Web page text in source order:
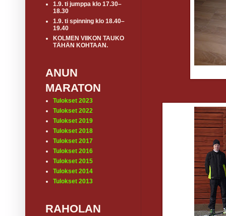
1.9. ti jumppa klo 17.30–
18.30
1.9. ti spinning klo 18.40–
19.40
KOLMEN VIIKON TAUKO
TÄHÄN KOHTAAN.
ANUN
MARATON
Tulokset 2023
Tulokset 2022
Tulokset 2019
Tulokset 2018
Tulokset 2017
Tulokset 2016
Tulokset 2015
Tulokset 2014
Tulokset 2013
RAHOLAN